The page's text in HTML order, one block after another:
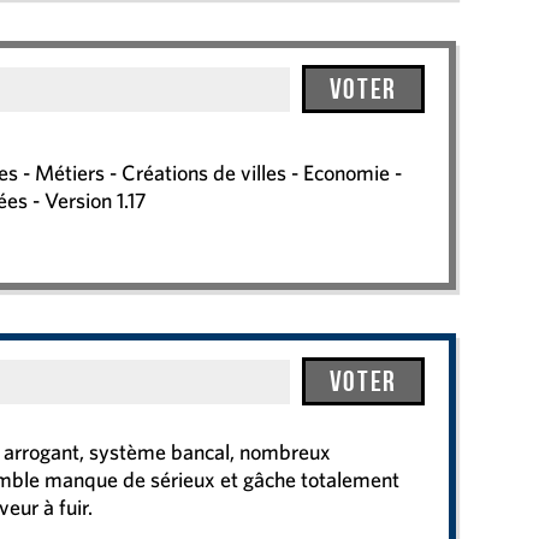
Voter
- Métiers - Créations de villes - Economie -
- Version 1.17
Voter
système bancal, nombreux
manque de sérieux et gâche totalement
à fuir.